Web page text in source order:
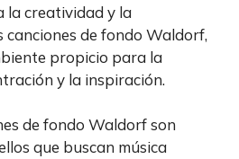
la creatividad y la
canciones de fondo Waldorf,
propicio para la
y la inspiración.
de fondo Waldorf son
que buscan música